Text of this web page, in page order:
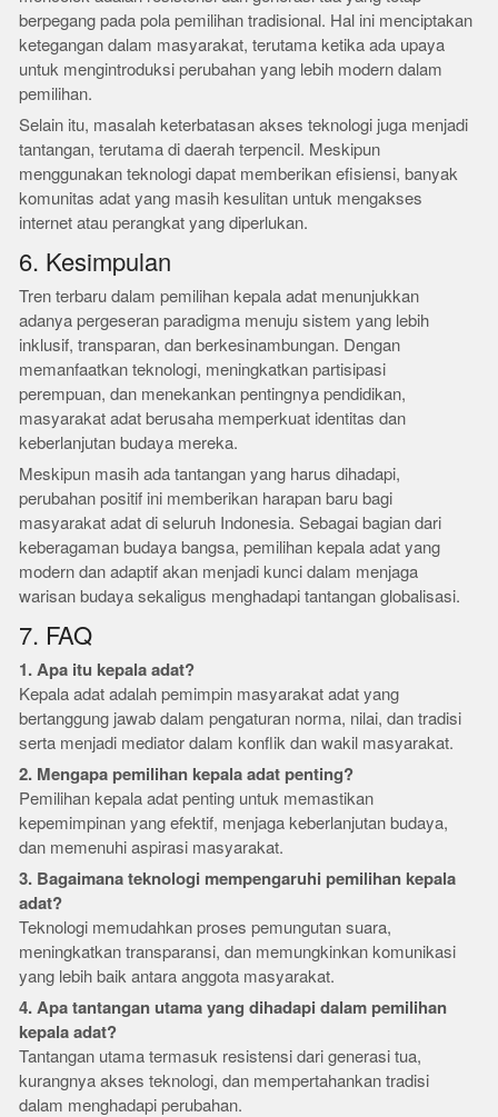
berpegang pada pola pemilihan tradisional. Hal ini menciptakan
ketegangan dalam masyarakat, terutama ketika ada upaya
untuk mengintroduksi perubahan yang lebih modern dalam
pemilihan.
Selain itu, masalah keterbatasan akses teknologi juga menjadi
tantangan, terutama di daerah terpencil. Meskipun
menggunakan teknologi dapat memberikan efisiensi, banyak
komunitas adat yang masih kesulitan untuk mengakses
internet atau perangkat yang diperlukan.
6. Kesimpulan
Tren terbaru dalam pemilihan kepala adat menunjukkan
adanya pergeseran paradigma menuju sistem yang lebih
inklusif, transparan, dan berkesinambungan. Dengan
memanfaatkan teknologi, meningkatkan partisipasi
perempuan, dan menekankan pentingnya pendidikan,
masyarakat adat berusaha memperkuat identitas dan
keberlanjutan budaya mereka.
Meskipun masih ada tantangan yang harus dihadapi,
perubahan positif ini memberikan harapan baru bagi
masyarakat adat di seluruh Indonesia. Sebagai bagian dari
keberagaman budaya bangsa, pemilihan kepala adat yang
modern dan adaptif akan menjadi kunci dalam menjaga
warisan budaya sekaligus menghadapi tantangan globalisasi.
7. FAQ
1. Apa itu kepala adat?
Kepala adat adalah pemimpin masyarakat adat yang
bertanggung jawab dalam pengaturan norma, nilai, dan tradisi
serta menjadi mediator dalam konflik dan wakil masyarakat.
2. Mengapa pemilihan kepala adat penting?
Pemilihan kepala adat penting untuk memastikan
kepemimpinan yang efektif, menjaga keberlanjutan budaya,
dan memenuhi aspirasi masyarakat.
3. Bagaimana teknologi mempengaruhi pemilihan kepala
adat?
Teknologi memudahkan proses pemungutan suara,
meningkatkan transparansi, dan memungkinkan komunikasi
yang lebih baik antara anggota masyarakat.
4. Apa tantangan utama yang dihadapi dalam pemilihan
kepala adat?
Tantangan utama termasuk resistensi dari generasi tua,
kurangnya akses teknologi, dan mempertahankan tradisi
dalam menghadapi perubahan.